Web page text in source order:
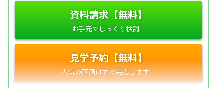
資料請求【無料】
見学予約【無料】